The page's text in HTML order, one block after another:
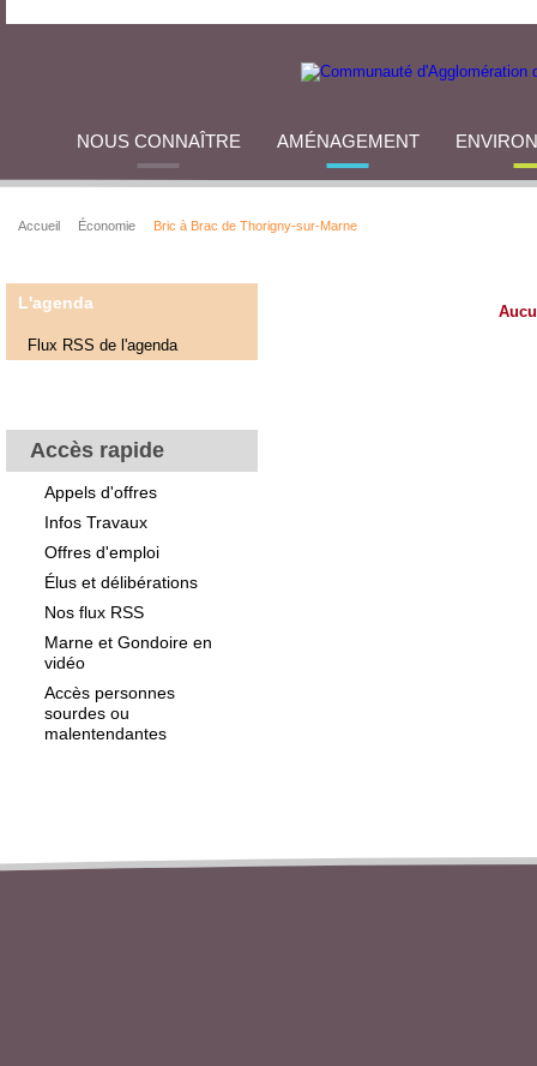
NOUS CONNAÎTRE AMÉNAGEMENT
Accueil Économie Bric à Brac de Thorigny-sur-Marne
L'agenda
Flux RSS de l'agenda
Accès rapide
Appels d'offres
Infos Travaux
Offres d'emploi
Élus et délibérations
Nos flux RSS
Marne et Gondoire en
vidéo
Accès personnes
sourdes ou
malentendantes